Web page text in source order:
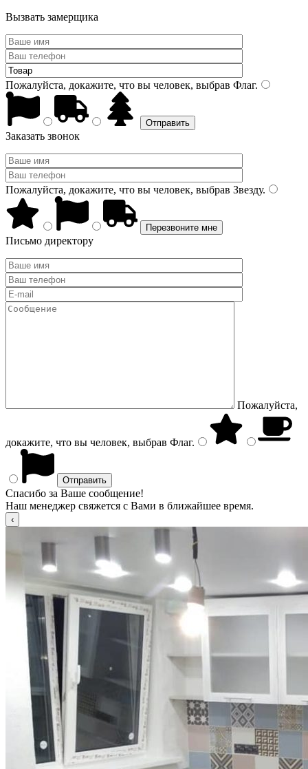
Вызвать замерщика
Пожалуйста, докажите, что вы человек, выбрав Флаг.
Заказать звонок
Пожалуйста, докажите, что вы человек, выбрав Звезду.
Письмо директору
Пожалуйста,
докажите, что вы человек, выбрав Флаг.
Спасибо за Ваше сообщение!
Наш менеджер свяжется с Вами в ближайшее время.